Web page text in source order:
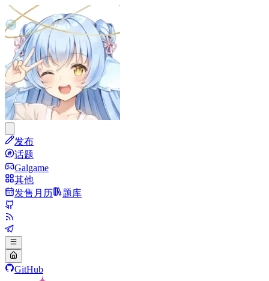
发布
话题
Galgame
其他
发售月历
题库
GitHub